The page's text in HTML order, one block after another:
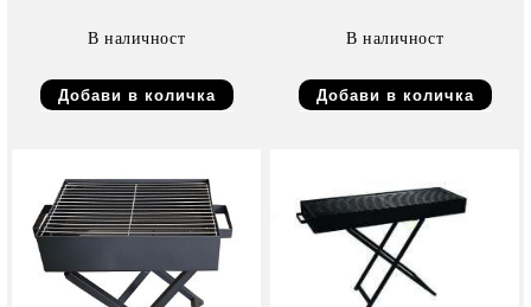
В наличност В наличност